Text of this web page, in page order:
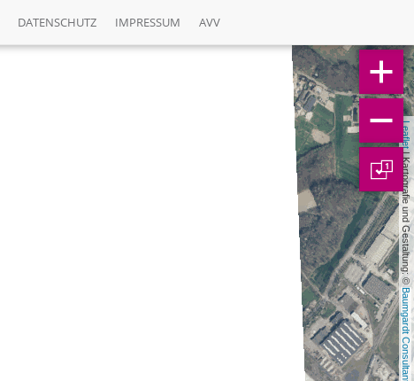
DATENSCHUTZ IMPRESSUM AVV
Leaflet
| Kartografie und Gestaltung: ©
Baumgardt Consultants GbR
1